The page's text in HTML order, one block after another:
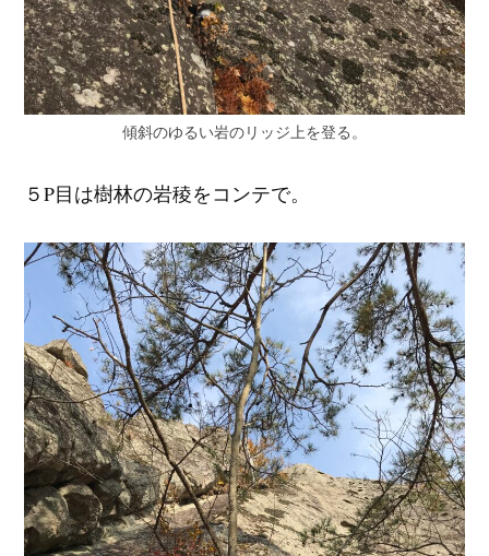
傾斜のゆるい岩のリッジ上を登る。
５P目は樹林の岩稜をコンテで。